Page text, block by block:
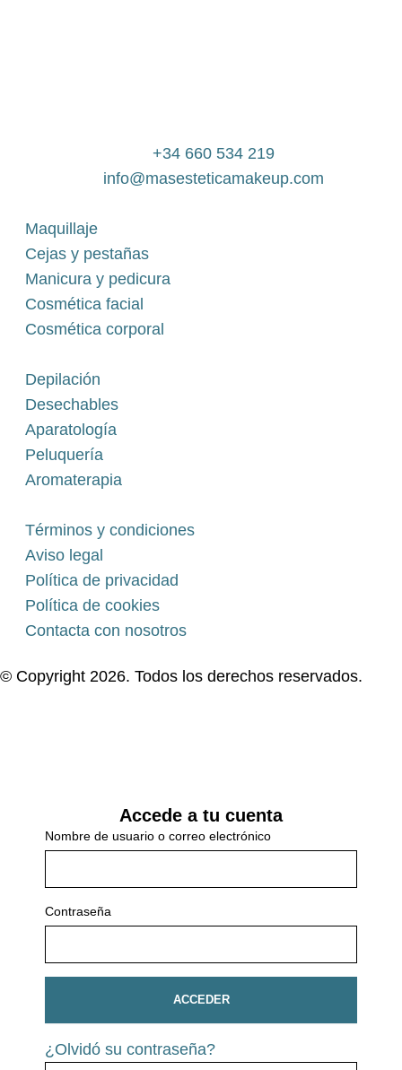
+34 660 534 219
info@masesteticamakeup.com
Maquillaje
Cejas y pestañas
Manicura y pedicura
Cosmética facial
Cosmética corporal
Depilación
Desechables
Aparatología
Peluquería
Aromaterapia
Términos y condiciones
Aviso legal
Política de privacidad
Política de cookies
Contacta con nosotros
© Copyright 2026. Todos los derechos reservados.
Accede a tu cuenta
Nombre de usuario o correo electrónico
Contraseña
ACCEDER
¿Olvidó su contraseña?